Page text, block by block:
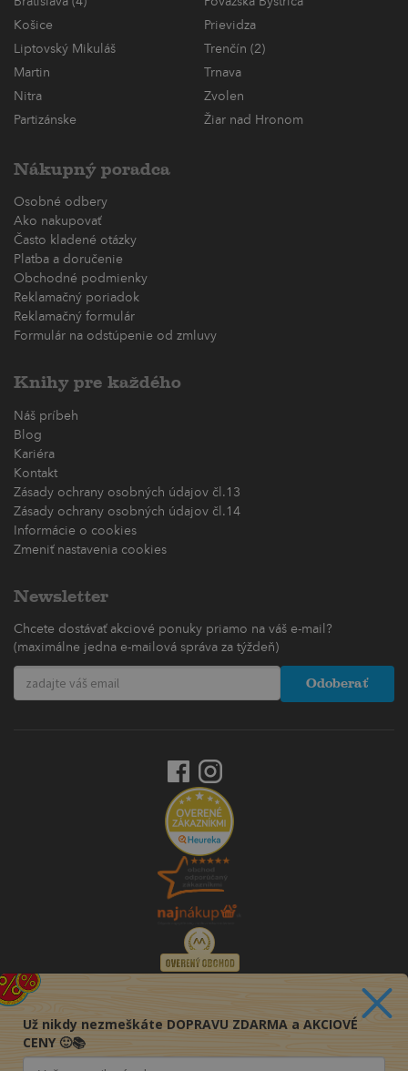
Košice
Prievidza
Liptovský Mikuláš
Trenčín (2)
Martin
Trnava
Nitra
Zvolen
Partizánske
Žiar nad Hronom
Nákupný poradca
Osobné odbery
Ako nakupovať
Často kladené otázky
Platba a doručenie
Obchodné podmienky
Reklamačný poriadok
Reklamačný formulár
Formulár na odstúpenie od zmluvy
Knihy pre každého
Náš príbeh
Blog
Kariéra
Kontakt
Zásady ochrany osobných údajov čl.13
Zásady ochrany osobných údajov čl.14
Informácie o cookies
Zmeniť nastavenia cookies
Newsletter
Chcete dostávať akciové ponuky priamo na váš e-mail?
(maximálne jedna e-mailová správa za týždeň)
Odoberať
Už nikdy nezmeškáte DOPRAVU ZDARMA a AKCIOVÉ
CENY 🙂📚